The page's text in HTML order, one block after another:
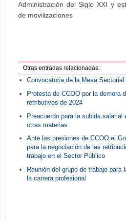
Administración del Siglo XXI y
de movilizaciones
Otras entradas relacionadas:
Convocatoria de la Mesa Sectorial
Protesta de CCOO por la demora
retributivos de 2024
Preacuerdo para la subida
otras materias
Ante las presiones de CCOO el
para la negociación de las
trabajo en el Sector Público
Reunión del grupo de trabajo para
la carrera profesional